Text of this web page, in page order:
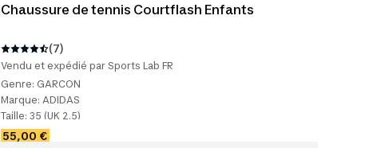
Chaussure de tennis Courtflash Enfants
(7)
Vendu et expédié par Sports Lab FR
Genre: GARCON
Marque: ADIDAS
Taille: 35 (UK 2.5)
55,00 €